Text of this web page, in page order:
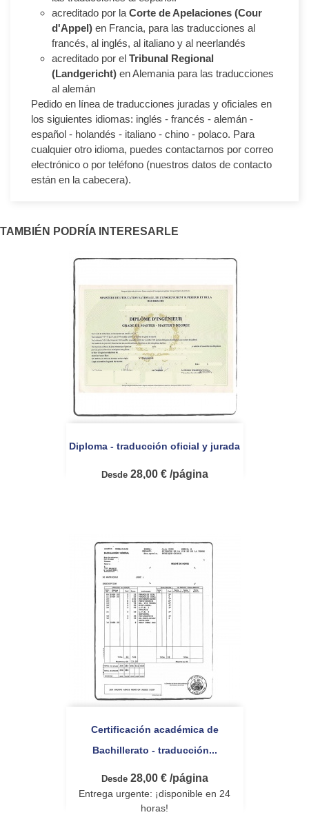
acreditado por la Corte de Apelaciones (Cour
d'Appel) en Francia, para las traducciones al
francés, al inglés, al italiano y al neerlandés
acreditado por el Tribunal Regional
(Landgericht) en Alemania para las traducciones
al alemán
Pedido en línea de traducciones juradas y oficiales en
los siguientes idiomas: inglés - francés - alemán -
español - holandés - italiano - chino - polaco. Para
cualquier otro idioma, puedes contactarnos por correo
electrónico o por teléfono (nuestros datos de contacto
están en la cabecera).
TAMBIÉN PODRÍA INTERESARLE
Diploma - traducción oficial y jurada
Desde28,00 € /página
Certificación académica de
Bachillerato - traducción...
Desde28,00 € /página
Entrega urgente: ¡disponible en 24
horas!